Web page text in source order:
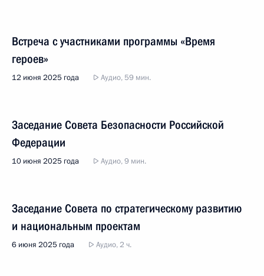
Встреча с участниками программы «Время
героев»
12 июня 2025 года Аудио, 59 мин.
Заседание Совета Безопасности Российской
Федерации
10 июня 2025 года Аудио, 9 мин.
Заседание Совета по стратегическому развитию
и национальным проектам
6 июня 2025 года Аудио, 2 ч.